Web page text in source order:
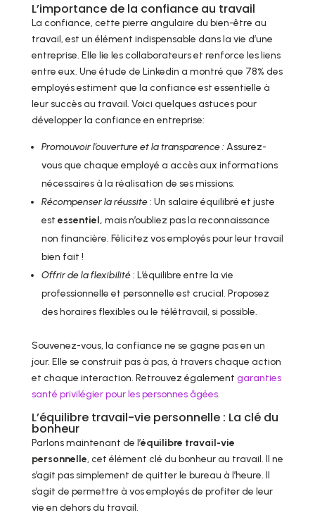
L’importance de la confiance au travail
La confiance, cette pierre angulaire du bien-être au
travail, est un élément indispensable dans la vie d’une
entreprise. Elle lie les collaborateurs et renforce les liens
entre eux. Une étude de Linkedin a montré que 78% des
employés estiment que la confiance est essentielle à
leur succès au travail. Voici quelques astuces pour
développer la confiance en entreprise:
Promouvoir l’ouverture et la transparence : Assurez-
vous que chaque employé a accès aux informations
nécessaires à la réalisation de ses missions.
Récompenser la réussite : Un salaire équilibré et juste
est essentiel, mais n’oubliez pas la reconnaissance
non financière. Félicitez vos employés pour leur travail
bien fait !
Offrir de la flexibilité : L’équilibre entre la vie
professionnelle et personnelle est crucial. Proposez
des horaires flexibles ou le télétravail, si possible.
Souvenez-vous, la confiance ne se gagne pas en un
jour. Elle se construit pas à pas, à travers chaque action
et chaque interaction. Retrouvez également garanties
santé privilégier pour les personnes âgées.
L’équilibre travail-vie personnelle : La clé du
bonheur
Parlons maintenant de l’équilibre travail-vie
personnelle, cet élément clé du bonheur au travail. Il ne
s’agit pas simplement de quitter le bureau à l’heure. Il
s’agit de permettre à vos employés de profiter de leur
vie en dehors du travail.